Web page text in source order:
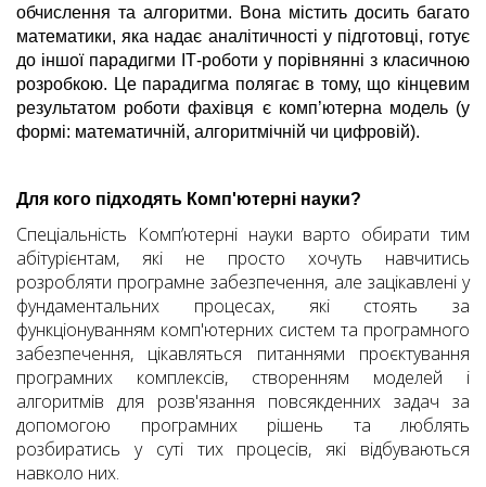
обчислення та алгоритми. Вона містить досить багато
математики, яка надає аналітичності у підготовці, готує
до іншої парадигми ІТ-роботи у порівнянні з класичною
розробкою. Це парадигма полягає в тому, що кінцевим
результатом роботи фахівця є комп’ютерна модель (у
формі: математичній, алгоритмічній чи цифровій).
Для кого підходять Комп'ютерні науки?
Спеціальність Комп’ютерні науки варто обирати тим
абітурієнтам, які не просто хочуть навчитись
розробляти програмне забезпечення, але зацікавлені у
фундаментальних процесах, які стоять за
функціонуванням комп'ютерних систем та програмного
забезпечення, цікавляться питаннями проєктування
програмних комплексів, створенням моделей і
алгоритмів для розв'язання повсякденних задач за
допомогою програмних рішень та люблять
розбиратись у суті тих процесів, які відбуваються
навколо них.